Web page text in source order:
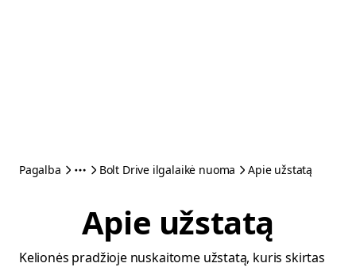
Pagalba Bolt Drive ilgalaikė nuoma Apie užstatą
Apie užstatą
Kelionės pradžioje nuskaitome užstatą, kuris skirtas